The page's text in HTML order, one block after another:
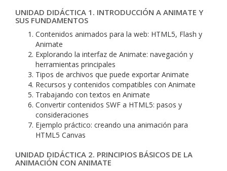
UNIDAD DIDÁCTICA 1. INTRODUCCIÓN A ANIMATE Y
SUS FUNDAMENTOS
Contenidos animados para la web: HTML5, Flash y
Animate
Explorando la interfaz de Animate: navegación y
herramientas principales
Tipos de archivos que puede exportar Animate
Recursos y contenidos compatibles con Animate
Trabajando con textos en Animate
Convertir contenidos SWF a HTML5: pasos y
consideraciones
Ejemplo práctico: creando una animación para
HTML5 Canvas
UNIDAD DIDÁCTICA 2. PRINCIPIOS BÁSICOS DE LA
ANIMACIÓN CON ANIMATE